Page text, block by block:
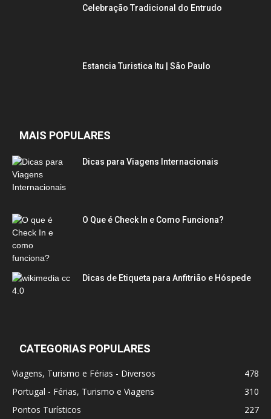
Celebração Tradicional do Entrudo
Estancia Turistica Itu | São Paulo
MAIS POPULARES
Dicas para Viagens Internacionais
O Que é Check In e Como Funciona?
Dicas de Etiqueta para Anfitrião e Hóspede
CATEGORIAS POPULARES
Viagens, Turismo e Férias - Diversos
478
Portugal - Férias, Turismo e Viagens
310
Pontos Turísticos
227